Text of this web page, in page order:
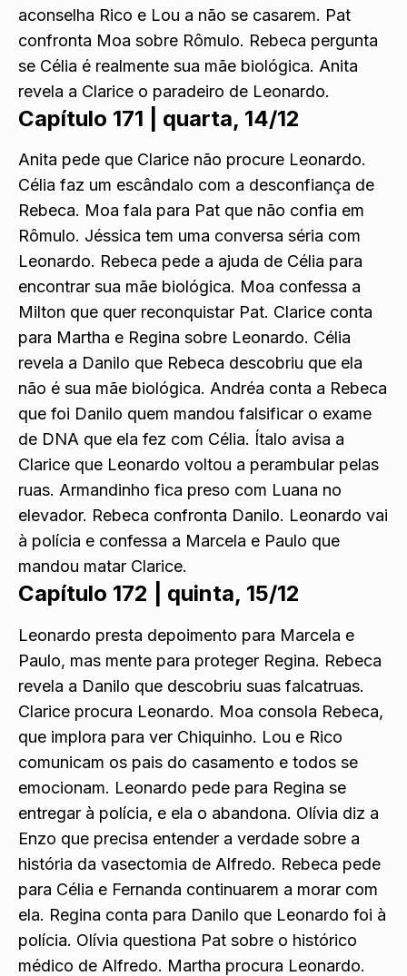
aconselha Rico e Lou a não se casarem. Pat
confronta Moa sobre Rômulo. Rebeca pergunta
se Célia é realmente sua mãe biológica. Anita
revela a Clarice o paradeiro de Leonardo.
Capítulo 171 | quarta, 14/12
Anita pede que Clarice não procure Leonardo.
Célia faz um escândalo com a desconfiança de
Rebeca. Moa fala para Pat que não confia em
Rômulo. Jéssica tem uma conversa séria com
Leonardo. Rebeca pede a ajuda de Célia para
encontrar sua mãe biológica. Moa confessa a
Milton que quer reconquistar Pat. Clarice conta
para Martha e Regina sobre Leonardo. Célia
revela a Danilo que Rebeca descobriu que ela
não é sua mãe biológica. Andréa conta a Rebeca
que foi Danilo quem mandou falsificar o exame
de DNA que ela fez com Célia. Ítalo avisa a
Clarice que Leonardo voltou a perambular pelas
ruas. Armandinho fica preso com Luana no
elevador. Rebeca confronta Danilo. Leonardo vai
à polícia e confessa a Marcela e Paulo que
mandou matar Clarice.
Capítulo 172 | quinta, 15/12
Leonardo presta depoimento para Marcela e
Paulo, mas mente para proteger Regina. Rebeca
revela a Danilo que descobriu suas falcatruas.
Clarice procura Leonardo. Moa consola Rebeca,
que implora para ver Chiquinho. Lou e Rico
comunicam os pais do casamento e todos se
emocionam. Leonardo pede para Regina se
entregar à polícia, e ela o abandona. Olívia diz a
Enzo que precisa entender a verdade sobre a
história da vasectomia de Alfredo. Rebeca pede
para Célia e Fernanda continuarem a morar com
ela. Regina conta para Danilo que Leonardo foi à
polícia. Olívia questiona Pat sobre o histórico
médico de Alfredo. Martha procura Leonardo.